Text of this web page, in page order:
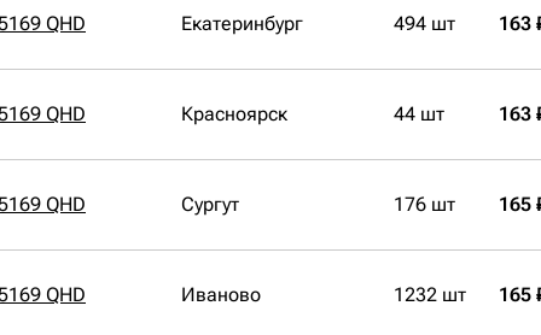
QHD Екатеринбург 494 шт 163
QHD Красноярск 44 шт 163
QHD Сургут 176 шт 165
QHD Иваново 1232 шт 165